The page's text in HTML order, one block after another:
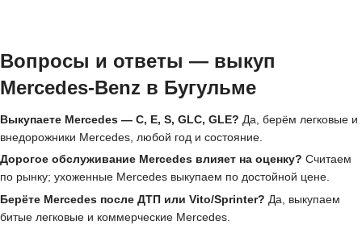
Вопросы и ответы — выкуп
Mercedes-Benz в Бугульме
Выкупаете Mercedes — C, E, S, GLC, GLE? Да, берём легковые и
внедорожники Mercedes, любой год и состояние.
Дорогое обслуживание Mercedes влияет на оценку? Считаем
по рынку; ухоженные Mercedes выкупаем по достойной цене.
Берёте Mercedes после ДТП или Vito/Sprinter? Да, выкупаем
битые легковые и коммерческие Mercedes.